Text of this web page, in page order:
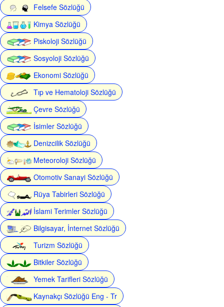
Felsefe Sözlüğü
Kimya Sözlüğü
Piskoloji Sözlüğü
Sosyoloji Sözlüğü
Ekonomi Sözlüğü
Tıp ve Hematoloji Sözlüğü
Çevre Sözlüğü
İsimler Sözlüğü
Denizcilik Sözlüğü
Meteoroloji Sözlüğü
Otomotiv Sanayi Sözlüğü
Rüya Tabirleri Sözlüğü
İslami Terimler Sözlüğü
Bilgisayar, İnternet Sözlüğü
Turizm Sözlüğü
Bitkiler Sözlüğü
Yemek Tarifleri Sözlüğü
Kaynakçı Sözlüğü Eng - Tr